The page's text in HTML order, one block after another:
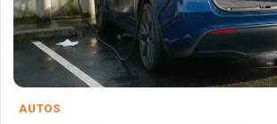
AUTOS